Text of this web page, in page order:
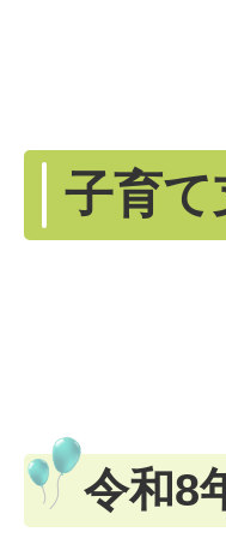
子育て
令和8